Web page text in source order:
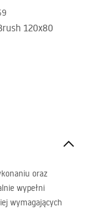
120x80
oraz
wypełni
wymagających